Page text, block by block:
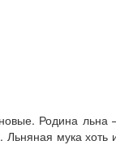
Родина
Льняная мука